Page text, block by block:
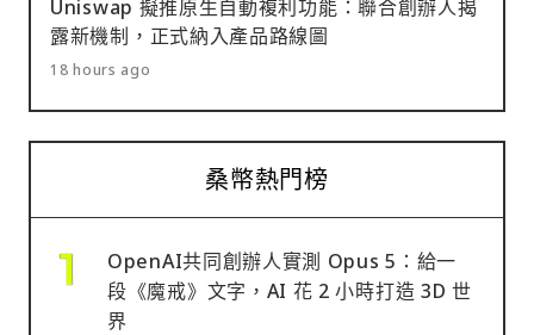
Uniswap 擬推原生自動複利功能：聯合創辦人揭
露新機制，正式納入產品路線圖
18 hours ago
桑幣熱門榜
OpenAI共同創辦人實測 Opus 5：給一
段《魔戒》文字，AI 花 2 小時打造 3D 世
界